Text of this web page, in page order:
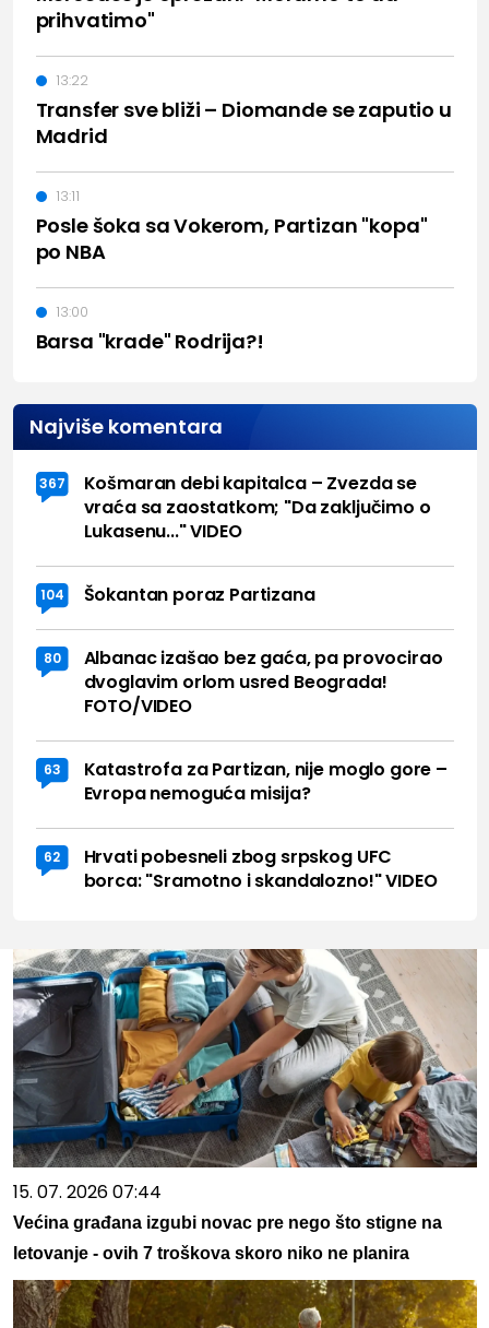
prihvatimo"
Transfer sve bliži – Diomande se zaputio u
Madrid
13:22
Posle šoka sa Vokerom, Partizan "kopa"
po NBA
13:11
Barsa "krade" Rodrija?!
13:00
Najviše komentara
367
Košmaran debi kapitalca – Zvezda se
vraća sa zaostatkom; "Da zaključimo o
Lukasenu..." VIDEO
104 Šokantan poraz Partizana
80
Albanac izašao bez gaća, pa provocirao
dvoglavim orlom usred Beograda!
FOTO/VIDEO
63
Katastrofa za Partizan, nije moglo gore –
Evropa nemoguća misija?
62
Hrvati pobesneli zbog srpskog UFC
borca: "Sramotno i skandalozno!" VIDEO
15. 07. 2026 07:44
Većina građana izgubi novac pre nego što stigne na
letovanje - ovih 7 troškova skoro niko ne planira